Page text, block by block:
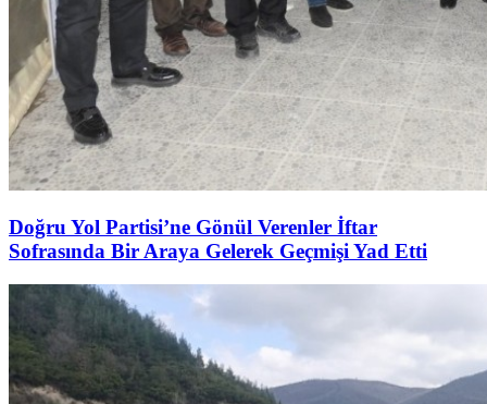
Doğru Yol Partisi’ne Gönül Verenler İftar
Sofrasında Bir Araya Gelerek Geçmişi Yad Etti